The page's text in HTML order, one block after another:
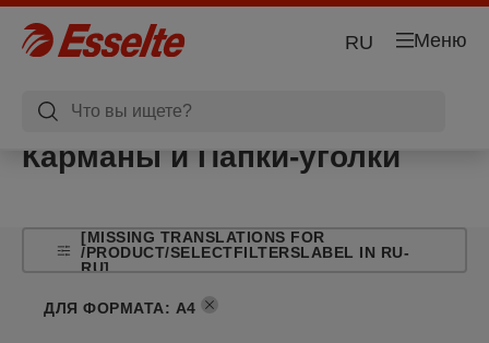
Меню
RU
Карманы и Папки-уголки
[MISSING TRANSLATIONS FOR
/PRODUCT/SELECTFILTERSLABEL IN RU-
RU]
ДЛЯ ФОРМАТА: A4